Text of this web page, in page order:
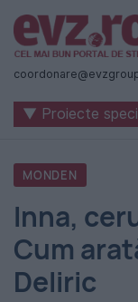
Știri
naționale
internaționale
România
Evenimentul
Zilei
▼ Proiecte
MONDEN
Inna,
Cum
Deliric